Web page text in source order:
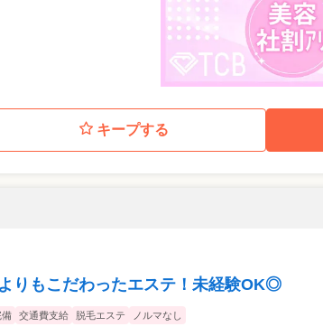
キープする
りもこだわったエステ！未経験OK◎
備 交通費支給 脱毛エステ ノルマなし